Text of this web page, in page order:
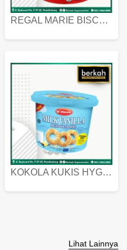
REGAL MARIE BISCUIT KALENG 550 GRAM
KOKOLA KUKIS HYGIENIC MILK VANILLA PACK 320 GR
Lihat Lainnya